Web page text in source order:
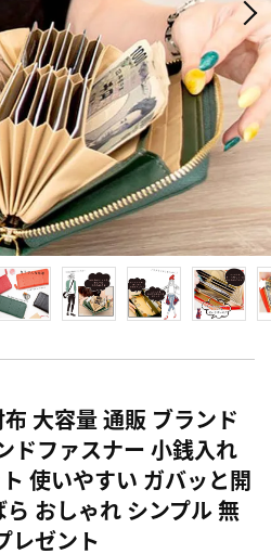
大容量 通販 ブランド
ドファスナー 小銭入れ
使いやすい ガバッと開
おしゃれ シンプル 無
レゼント